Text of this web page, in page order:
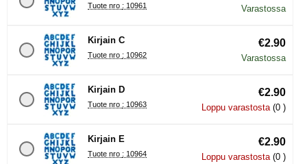
Tuote nro : 10961 Varastossa
Kirjain C
Tuote nro : 10962
€2.90
Varastossa
Kirjain D
Tuote nro : 10963
€2.90
Loppu varastosta (0 )
Kirjain E
Tuote nro : 10964
€2.90
Loppu varastosta (0 )